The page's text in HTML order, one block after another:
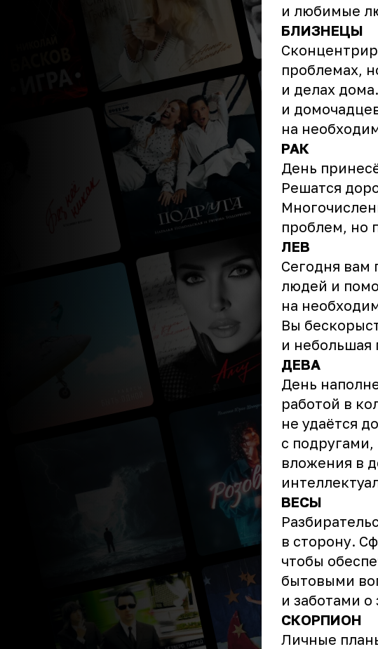
и любимые
БЛИЗНЕЦЫ
проблемах,
и делах
и
на
РАК
День
Решатся
проблем, но
ЛЕВ
Сегодня вам
людей и
на
Вы
и небольшая
ДЕВА
День
работой в
не удаётся
с
вложения в
ВЕСЫ
в сторону.
чтобы
бытовыми
и заботами о
СКОРПИОН
Личные